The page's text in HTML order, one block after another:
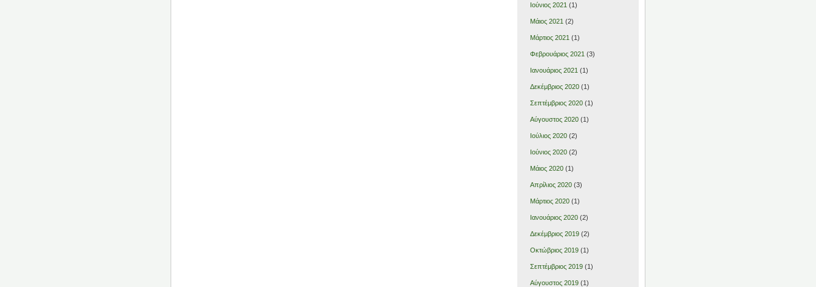
Ιούνιος 2021 (1)
Μάιος 2021 (2)
Μάρτιος 2021 (1)
Φεβρουάριος 2021 (3)
Ιανουάριος 2021 (1)
Δεκέμβριος 2020(1)
Σεπτέμβριος 2020(1)
Αύγουστος 2020(1)
Ιούλιος 2020(2)
Ιούνιος 2020(2)
Μάιος 2020(1)
Απρίλιος 2020(3)
Μάρτιος 2020(1)
Ιανουάριος 2020(2)
Δεκέμβριος 2019(2)
Οκτώβριος 2019(1)
Σεπτέμβριος 2019(1)
Αύγουστος 2019(1)